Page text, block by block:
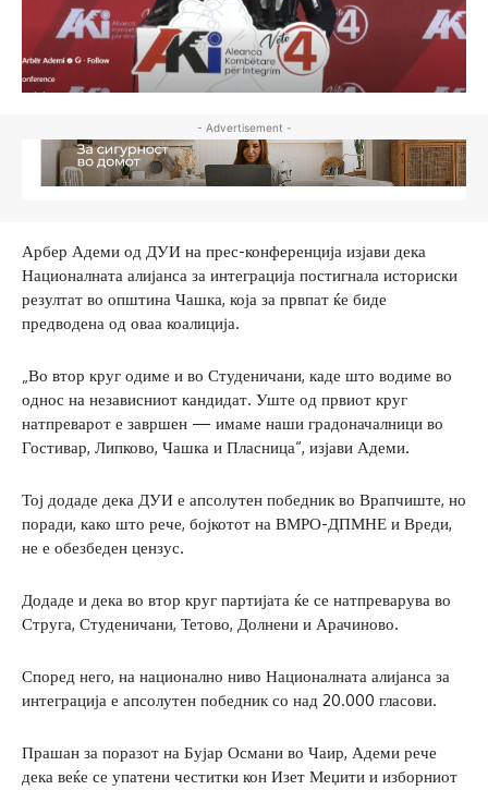
- Advertisement -
Арбер Адеми од ДУИ на прес-конференција изјави дека
Националната алијанса за интеграција постигнала историски
резултат во општина Чашка, која за првпат ќе биде
предводена од оваа коалиција.
„Во втор круг одиме и во Студеничани, каде што водиме во
однос на независниот кандидат. Уште од првиот круг
натпреварот е завршен — имаме наши градоначалници во
Гостивар, Липково, Чашка и Пласница“, изјави Адеми.
Тој додаде дека ДУИ е апсолутен победник во Врапчиште, но
поради, како што рече, бојкотот на ВМРО-ДПМНЕ и Вреди,
не е обезбеден цензус.
Додаде и дека во втор круг партијата ќе се натпреварува во
Струга, Студеничани, Тетово, Долнени и Арачиново.
Според него, на национално ниво Националната алијанса за
интеграција е апсолутен победник со над 20.000 гласови.
Прашан за поразот на Бујар Османи во Чаир, Адеми рече
дека веќе се упатени честитки кон Изет Меџити и изборниот